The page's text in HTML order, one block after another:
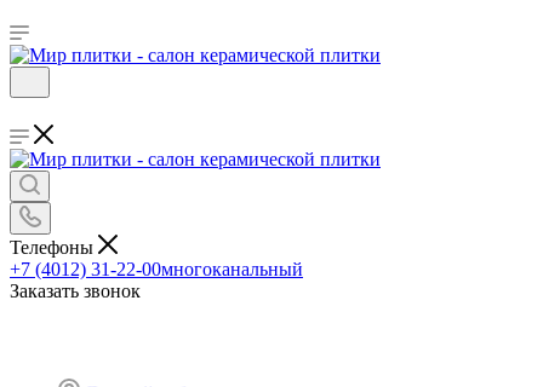
Телефоны
+7 (4012) 31-22-00многоканальный
Заказать звонок